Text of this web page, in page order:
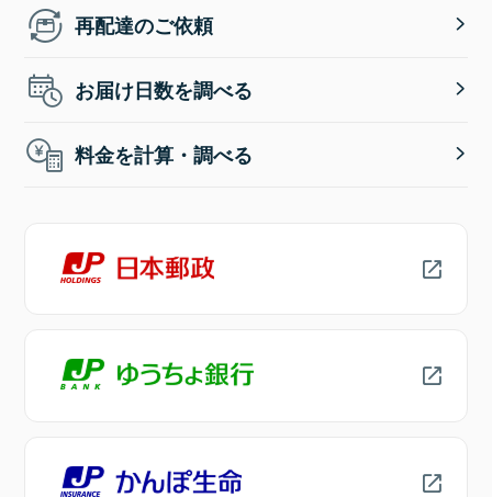
再配達のご依頼
お届け日数を調べる
料金を計算・調べる